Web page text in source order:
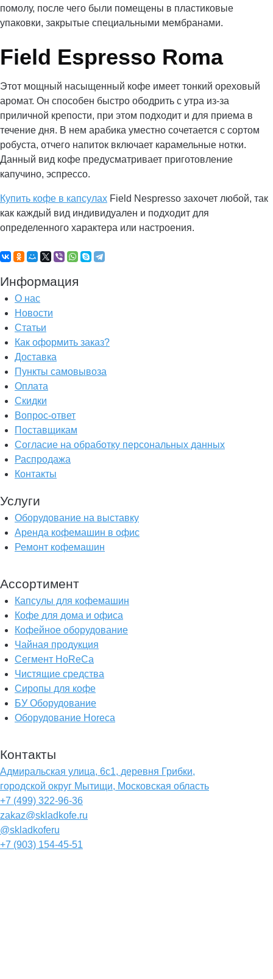
помолу, после чего были помещены в пластиковые
упаковки, закрытые специальными мембранами.
Field Espresso Roma
Этот мощный насыщенный кофе имеет тонкий ореховый
аромат. Он способен быстро ободрить с утра из-за
приличной крепости, при этом подходит и для приема в
течение дня. В нем арабика уместно сочетается с сортом
робуста, отчего напиток включает карамельные нотки.
Данный вид кофе предусматривает приготовление
капучино, эспрессо.
Купить кофе в капсулах Field Nespresso захочет любой, так
как каждый вид индивидуален и подходит для
определенного характера или настроения.
Информация
О нас
Новости
Статьи
Как оформить заказ?
Доставка
Пункты самовывоза
Оплата
Скидки
Вопрос-ответ
Поставщикам
Согласие на обработку персональных данных
Распродажа
Контакты
Услуги
Оборудование на выставку
Аренда кофемашин в офис
Ремонт кофемашин
Ассортимент
Капсулы для кофемашин
Кофе для дома и офиса
Кофейное оборудование
Чайная продукция
Сегмент HoReCa
Чистящие средства
Сиропы для кофе
БУ Оборудование
Оборудование Horeca
Контакты
Адмиральская улица, 6с1, деревня Грибки,
городской округ Мытищи, Московская область
+7 (499) 322-96-36
zakaz@skladkofe.ru
@skladkoferu
+7 (903) 154-45-51